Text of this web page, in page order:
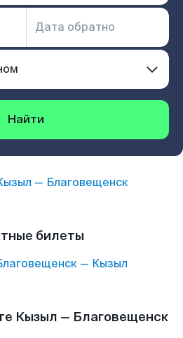
Найти
— Благовещенск
билеты
— Кызыл
Кызыл — Благовещенск